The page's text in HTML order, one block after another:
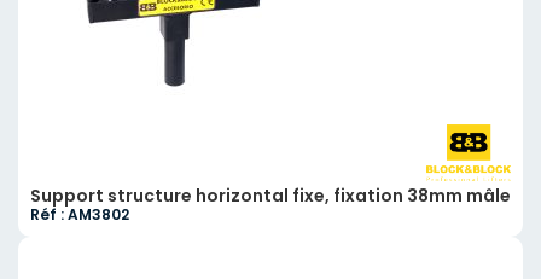
Support structure horizontal fixe, fixation 38mm mâle
Réf : AM3802